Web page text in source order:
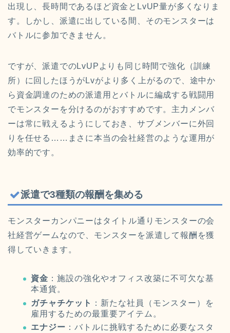
出現し、長時間であるほど資金とLvUP量が多くなりま
す。しかし、派遣に出している間、そのモンスターは
バトルに参加できません。
ですが、派遣でのLvUPよりも同じ時間で強化（訓練
所）に回したほうがLvがより多く上がるので、途中か
ら資金調達のための派遣用とバトルに編成する戦闘用
でモンスターを分けるのがおすすめです。主力メンバ
ーは常に戦えるようにしておき、サブメンバーに外回
りを任せる……まさに本当の会社経営のような運用が
効率的です。
派遣で3種類の報酬を集める
モンスターカンパニーはタイトル通りモンスターの会
社経営ゲームなので、モンスターを派遣して報酬を獲
得していきます。
資金 ：施設の強化やオフィス改築に不可欠な基
本通貨。
ガチャチケット
：新たな社員（モンスター）を
雇用するための最重要アイテム。
エナジー ：バトルに挑戦するために必要なスタ